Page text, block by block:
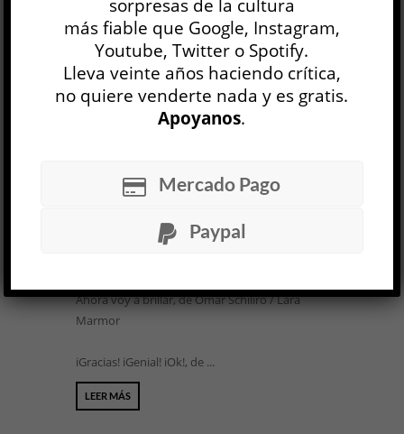
la selección de los editores entre los 301
artículos y reseñas publicados en 2018, en
orden de aparición.
Placenta escarlata, de Nicanor Aráoz /
Emmanuel Franco
La materia entre los bordes, de Alberto
Ahora voy a brillar, de Omar Schiliro / Lara
Marmor
iGracias! iGenial! iOk!, de ...
LEER MÁS
sorpresas de la cultura
más fiable que Google, Instagram,
Youtube, Twitter o Spotify.
Lleva veinte años haciendo crítica,
no quiere venderte nada y es gratis.
Apoyanos.
Mercado Pago
Paypal